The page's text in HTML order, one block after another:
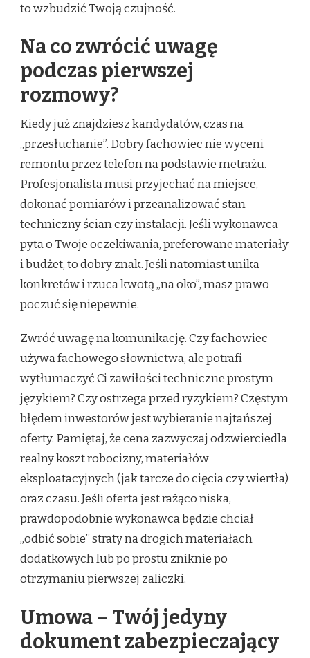
to wzbudzić Twoją czujność.
Na co zwrócić uwagę
podczas pierwszej
rozmowy?
Kiedy już znajdziesz kandydatów, czas na
„przesłuchanie”. Dobry fachowiec nie wyceni
remontu przez telefon na podstawie metrażu.
Profesjonalista musi przyjechać na miejsce,
dokonać pomiarów i przeanalizować stan
techniczny ścian czy instalacji. Jeśli wykonawca
pyta o Twoje oczekiwania, preferowane materiały
i budżet, to dobry znak. Jeśli natomiast unika
konkretów i rzuca kwotą „na oko”, masz prawo
poczuć się niepewnie.
Zwróć uwagę na komunikację. Czy fachowiec
używa fachowego słownictwa, ale potrafi
wytłumaczyć Ci zawiłości techniczne prostym
językiem? Czy ostrzega przed ryzykiem? Częstym
błędem inwestorów jest wybieranie najtańszej
oferty. Pamiętaj, że cena zazwyczaj odzwierciedla
realny koszt robocizny, materiałów
eksploatacyjnych (jak tarcze do cięcia czy wiertła)
oraz czasu. Jeśli oferta jest rażąco niska,
prawdopodobnie wykonawca będzie chciał
„odbić sobie” straty na drogich materiałach
dodatkowych lub po prostu zniknie po
otrzymaniu pierwszej zaliczki.
Umowa – Twój jedyny
dokument zabezpieczający